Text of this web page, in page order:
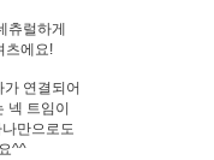
츄럴하게
츠에요!
연결되어
넥 트임이
만으로도
^^